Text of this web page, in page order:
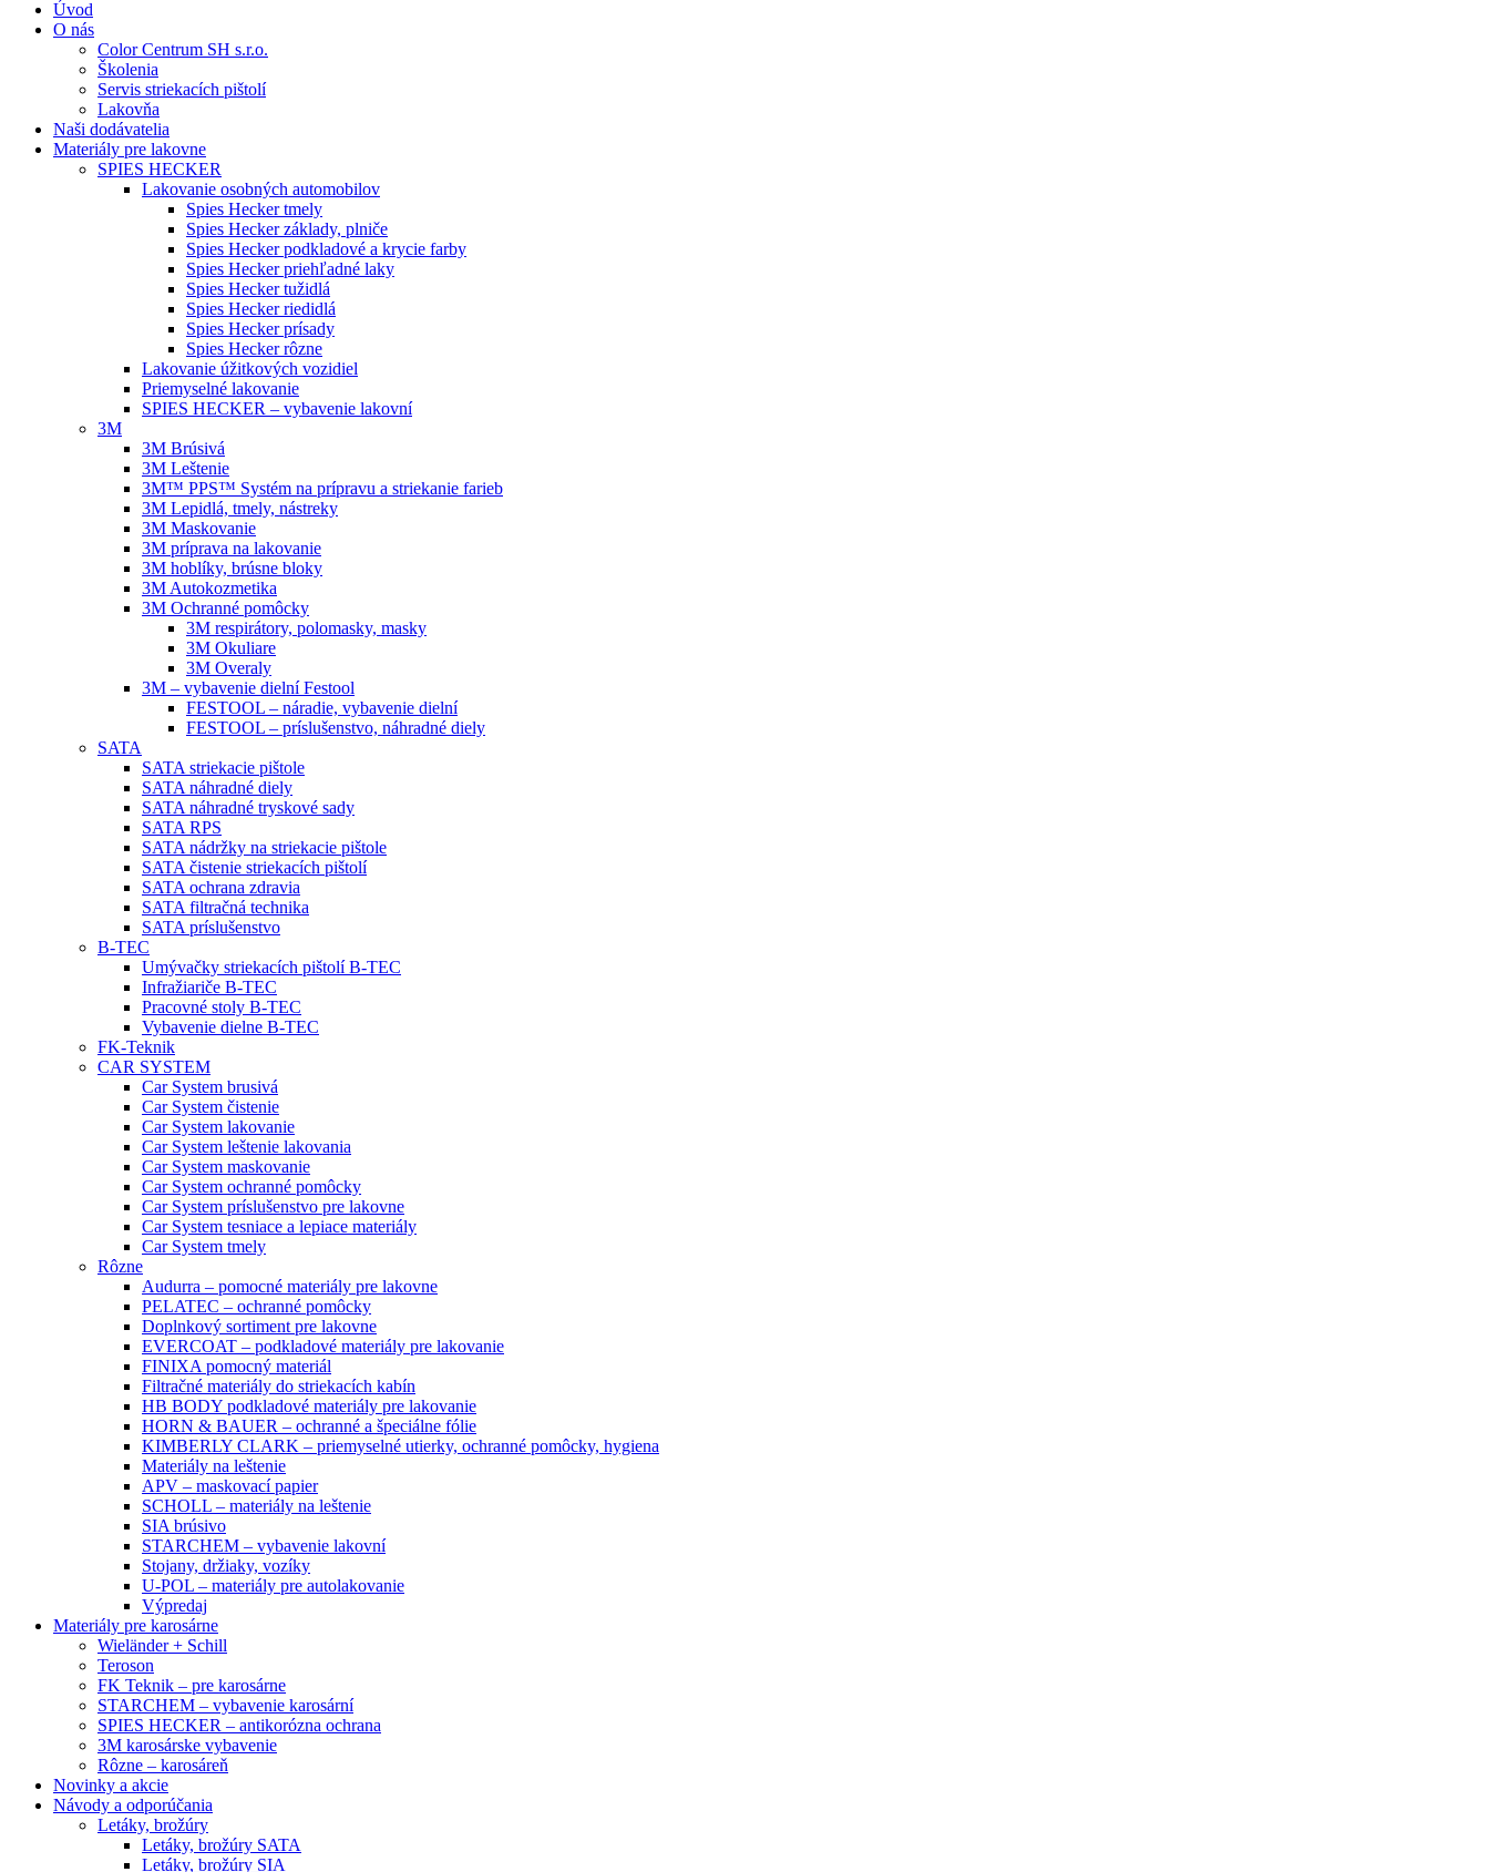
Úvod
O nás
Color Centrum SH s.r.o.
Školenia
Servis striekacích pištolí
Lakovňa
Naši dodávatelia
Materiály pre lakovne
SPIES HECKER
Lakovanie osobných automobilov
Spies Hecker tmely
Spies Hecker základy, plniče
Spies Hecker podkladové a krycie farby
Spies Hecker priehľadné laky
Spies Hecker tužidlá
Spies Hecker riedidlá
Spies Hecker prísady
Spies Hecker rôzne
Lakovanie úžitkových vozidiel
Priemyselné lakovanie
SPIES HECKER – vybavenie lakovní
3M
3M Brúsivá
3M Leštenie
3M™ PPS™ Systém na prípravu a striekanie farieb
3M Lepidlá, tmely, nástreky
3M Maskovanie
3M príprava na lakovanie
3M hoblíky, brúsne bloky
3M Autokozmetika
3M Ochranné pomôcky
3M respirátory, polomasky, masky
3M Okuliare
3M Overaly
3M – vybavenie dielní Festool
FESTOOL – náradie, vybavenie dielní
FESTOOL – príslušenstvo, náhradné diely
SATA
SATA striekacie pištole
SATA náhradné diely
SATA náhradné tryskové sady
SATA RPS
SATA nádržky na striekacie pištole
SATA čistenie striekacích pištolí
SATA ochrana zdravia
SATA filtračná technika
SATA príslušenstvo
B-TEC
Umývačky striekacích pištolí B-TEC
Infražiariče B-TEC
Pracovné stoly B-TEC
Vybavenie dielne B-TEC
FK-Teknik
CAR SYSTEM
Car System brusivá
Car System čistenie
Car System lakovanie
Car System leštenie lakovania
Car System maskovanie
Car System ochranné pomôcky
Car System príslušenstvo pre lakovne
Car System tesniace a lepiace materiály
Car System tmely
Rôzne
Audurra – pomocné materiály pre lakovne
PELATEC – ochranné pomôcky
Doplnkový sortiment pre lakovne
EVERCOAT – podkladové materiály pre lakovanie
FINIXA pomocný materiál
Filtračné materiály do striekacích kabín
HB BODY podkladové materiály pre lakovanie
HORN & BAUER – ochranné a špeciálne fólie
KIMBERLY CLARK – priemyselné utierky, ochranné pomôcky, hygiena
Materiály na leštenie
APV – maskovací papier
SCHOLL – materiály na leštenie
SIA brúsivo
STARCHEM – vybavenie lakovní
Stojany, držiaky, vozíky
U-POL – materiály pre autolakovanie
Výpredaj
Materiály pre karosárne
Wieländer + Schill
Teroson
FK Teknik – pre karosárne
STARCHEM – vybavenie karosární
SPIES HECKER – antikorózna ochrana
3M karosárske vybavenie
Rôzne – karosáreň
Novinky a akcie
Návody a odporúčania
Letáky, brožúry
Letáky, brožúry SATA
Letáky, brožúry SIA